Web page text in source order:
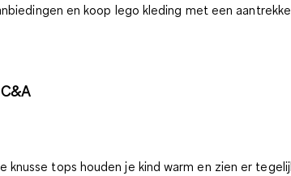
en koop lego kleding met een
tops houden je kind warm en zien er